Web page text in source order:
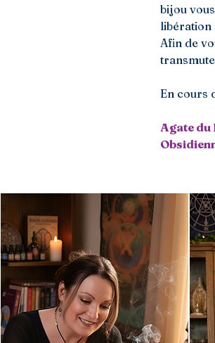
bijou
libération
Afin de
En cours
Agate du